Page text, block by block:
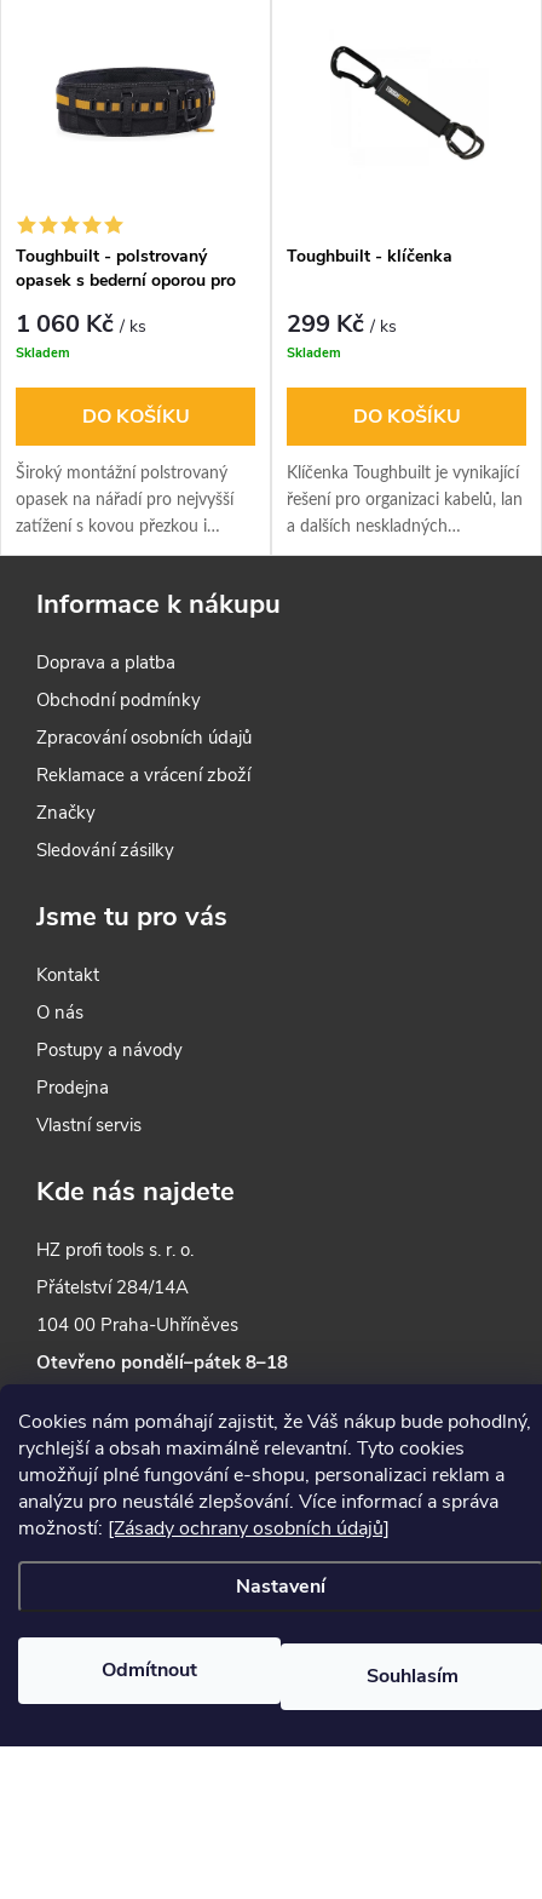
Cookies nám pomáhají zajistit, že Váš nákup bude pohodlný,
rychlejší a obsah maximálně relevantní. Tyto cookies
umožňují plné fungování e-shopu, personalizaci reklam a
analýzu pro neustálé zlepšování. Více informací a správa
možností: [Zásady ochrany osobních údajů]
Nastavení
Odmítnout Souhlasím
Toughbuilt - polstrovaný
opasek s bederní oporou pro
1 060 Kč/ ks
Skladem
DO KOŠÍKU
Široký montážní polstrovaný
opasek na nářadí pro nejvyšší
zatížení s kovou přezkou i
sponou včetně ocelových ok v
široké bederní polstrování. Pro
Toughbuilt - klíčenka
299 Kč/ ks
Skladem
DO KOŠÍKU
Klíčenka Toughbuilt je vynikající
řešení pro organizaci kabelů, lan
a dalších neskladných
předmětů.
Informace k nákupu
Doprava a platba
Obchodní podmínky
Zpracování osobních údajů
Reklamace a vrácení zboží
Značky
Sledování zásilky
Jsme tu pro vás
Kontakt
O nás
Postupy a návody
Prodejna
Vlastní servis
Kde nás najdete
HZ profi tools s. r. o.
Přátelství 284/14A
104 00 Praha-Uhříněves
Otevřeno pondělí–pátek 8–18
Kontaktní údaje
Prodejna+420 777 900 240
Servis+420 736 219 533
info@naradipraha.cz
IČO 28179064
DIČ CZ28179064